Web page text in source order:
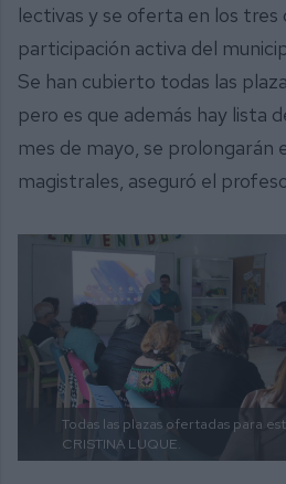
lectivas y se oferta en los tres
participación activa del
Se han cubierto todas las
pero es que además hay lista
mes de mayo, se prolongarán
magistrales, aseguró el
Todas las plazas ofertadas para
CRISTINA LUQUE.